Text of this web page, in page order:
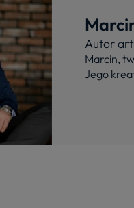
Autor
Marcin,
Jego